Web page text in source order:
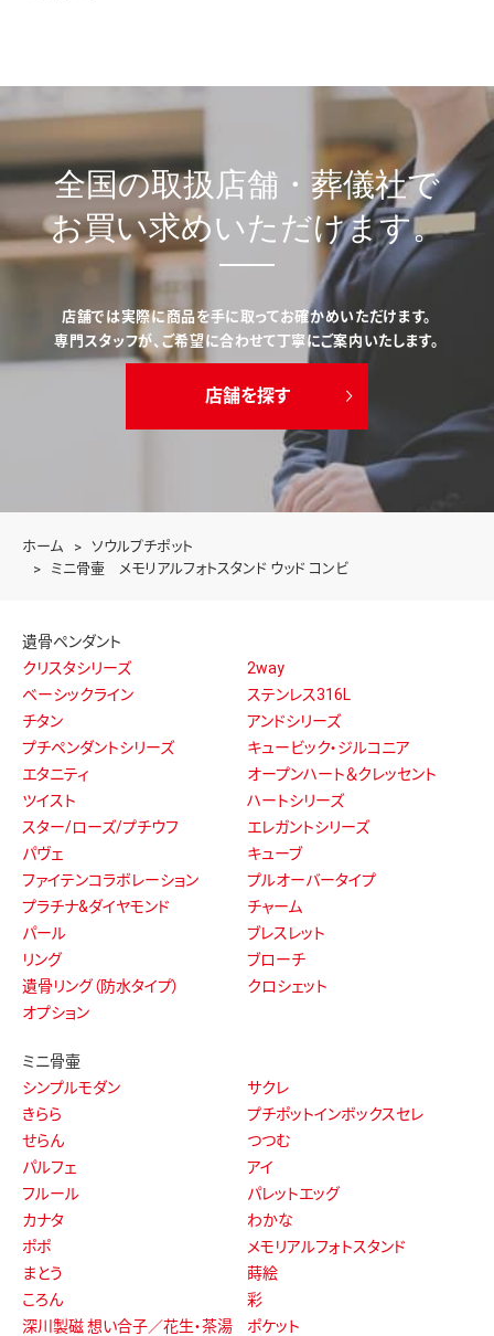
ホーム
ソウルプチポット
ミニ骨壷 メモリアルフォトスタンド ウッド コンビ
全国の取扱店舗・葬儀社で
お買い求めいただけます。
店舗では実際に商品を手に取ってお確かめいただけます。
専門スタッフが、ご希望に合わせて丁寧にご案内いたします。
店舗を探す
遺骨ペンダント
クリスタシリーズ
2way
ベーシックライン
ステンレス316L
チタン
アンドシリーズ
プチペンダントシリーズ
キュービック・ジルコニア
エタニティ
オープンハート＆クレッセント
ツイスト
ハートシリーズ
スター/ローズ/プチウフ
エレガントシリーズ
パヴェ
キューブ
ファイテンコラボレーション
プルオーバータイプ
プラチナ&ダイヤモンド
チャーム
パール
ブレスレット
リング
ブローチ
遺骨リング（防水タイプ）
クロシェット
オプション
ミニ骨壷
シンプルモダン
サクレ
きらら
プチポットインボックスセレ
せらん
つつむ
パルフェ
アイ
フルール
パレットエッグ
カナタ
わかな
ポポ
メモリアルフォトスタンド
まとう
蒔絵
ころん
彩
深川製磁 想い合子／花生・茶湯
ポケット